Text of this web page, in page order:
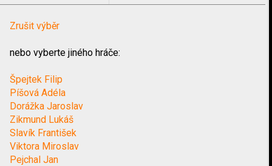
Zrušit výběr
nebo vyberte jiného hráče:
Špejtek Filip
Píšová Adéla
Dorážka Jaroslav
Zikmund Lukáš
Slavík František
Viktora Miroslav
Pejchal Jan